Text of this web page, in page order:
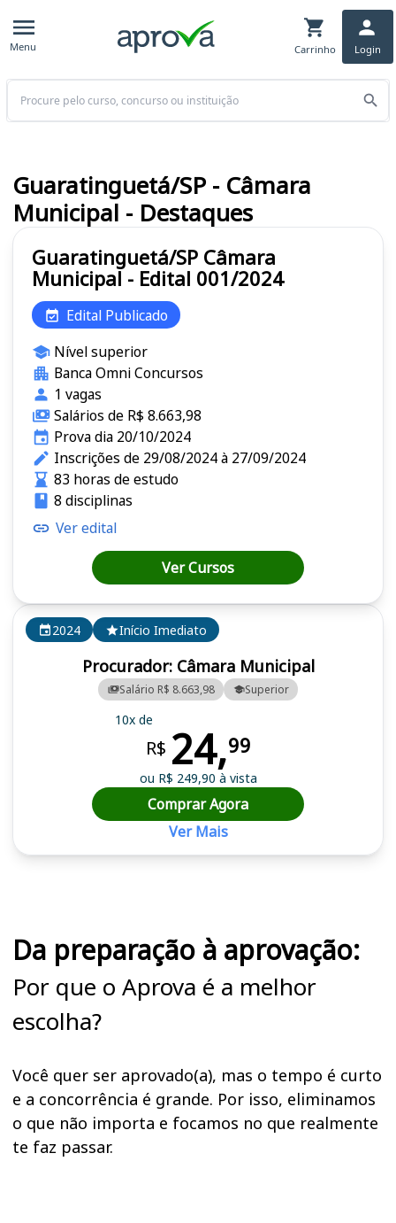
Menu Carrinho Login
Buscar
2024 Início Imediato
Procurador: Câmara Municipal
Salário R$ 8.663,98 Superior
10x de
R$ 24,99
ou R$ 249,90 à vista
Comprar Agora
Ver Mais
Guaratinguetá/SP Câmara
Municipal - Edital 001/2024
Edital Publicado
Nível superior
Banca Omni Concursos
1 vagas
Salários de R$ 8.663,98
Prova dia 20/10/2024
Inscrições de 29/08/2024 à 27/09/2024
83 horas de estudo
8 disciplinas
Ver edital
Ver Cursos
Guaratinguetá/SP - Câmara
Municipal - Destaques
Da preparação à aprovação:
Por que o Aprova é a melhor
escolha?
Você quer ser aprovado(a), mas o tempo é curto
e a concorrência é grande. Por isso, eliminamos
o que não importa e focamos no que realmente
te faz passar.